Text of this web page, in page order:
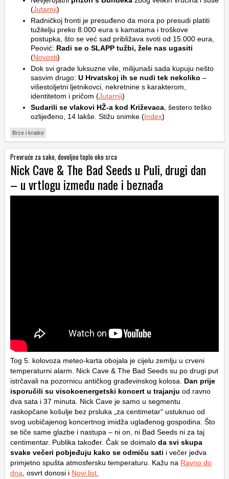
(Jutarnji)
Radničkoj fronti je presuđeno da mora po presudi platiti
tužitelju preko 8.000 eura s kamatama i troškove
postupka, što se već sad približava svoti od 15.000 eura,
Peović: Radi se o SLAPP tužbi, žele nas ugasiti
(Novosti)
Dok svi grade luksuzne vile, milijunaši sada kupuju nešto
sasvim drugo: U Hrvatskoj ih se nudi tek nekoliko –
višestoljetni ljetnikovci, nekretnine s karakterom,
identitetom i pričom (Jutarnji)
Sudarili se vlakovi HŽ-a kod Križevaca , šestero teško
ozlijeđeno, 14 lakše. Stižu snimke (Index)
Brze i kratke
Prevruće za sako, dovoljno toplo oko srca
Nick Cave & The Bad Seeds u Puli, drugi dan
– u vrtlogu između nade i beznađa
Tog 5. kolovoza meteo-karta obojala je cijelu zemlju u crveni
temperaturni alarm. Nick Cave & The Bad Seeds su po drugi put
istrčavali na pozornicu antičkog građevinskog kolosa. Dan prije
isporučili su visokoenergetski koncert u trajanju od ravno
dva sata i 37 minuta. Nick Cave je samo u segmentu
raskopčane košulje bez prsluka „za centimetar“ ustuknuo od
svog uobičajenog koncertnog imidža uglađenog gospodina. Što
se tiče same glazbe i nastupa – ni on, ni Bad Seeds ni za taj
centimentar. Publika također. Čak se doimalo da svi skupa
svake večeri pobjeđuju kako se odmiču sati i večer jedva
primjetno spušta atmosfersku temperaturu. Kažu na Ravno do
dna , osvrt donosi i Novi list.